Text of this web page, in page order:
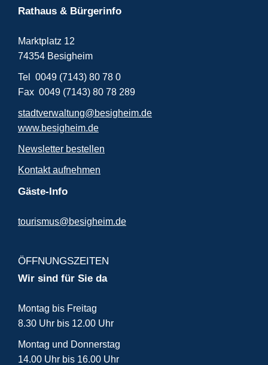
Rathaus & Bürgerinfo
Marktplatz 12
74354 Besigheim
Tel 0049 (7143) 80 78 0
Fax 0049 (7143) 80 78 289
stadtverwaltung@besigheim.de
www.besigheim.de
Newsletter bestellen
Kontakt aufnehmen
Gäste-Info
tourismus@besigheim.de
ÖFFNUNGSZEITEN
Wir sind für Sie da
Montag bis Freitag
8.30 Uhr bis 12.00 Uhr
Montag und Donnerstag
14.00 Uhr bis 16.00 Uhr